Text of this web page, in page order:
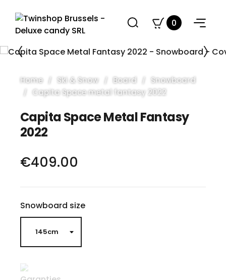
0
Home Ski & Snow Board
Snowboard
Capita Space metal fantasy 2022
Capita Space Metal Fantasy
2022
€409.00
Snowboard size